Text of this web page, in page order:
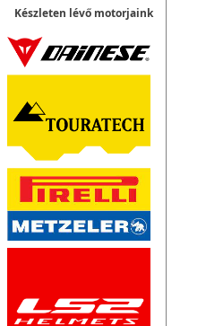
Készleten lévő motorjaink